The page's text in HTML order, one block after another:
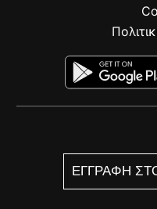
ΕΓΓΡΑΦΗ